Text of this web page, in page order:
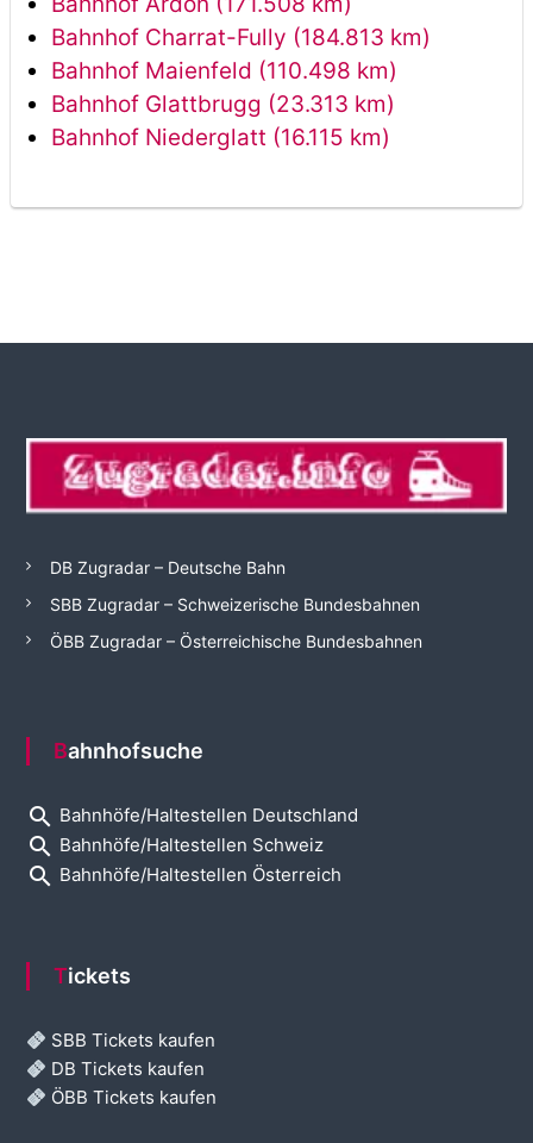
Bahnhof Charrat-Fully (184.813 km)
Bahnhof Maienfeld (110.498 km)
Bahnhof Glattbrugg (23.313 km)
Bahnhof Niederglatt (16.115 km)
DB Zugradar – Deutsche Bahn
SBB Zugradar – Schweizerische Bundesbahnen
ÖBB Zugradar – Österreichische Bundesbahnen
Bahnhofsuche
search Bahnhöfe/Haltestellen Deutschland
search Bahnhöfe/Haltestellen Schweiz
search Bahnhöfe/Haltestellen Österreich
Tickets
SBB Tickets kaufen
DB Tickets kaufen
ÖBB Tickets kaufen